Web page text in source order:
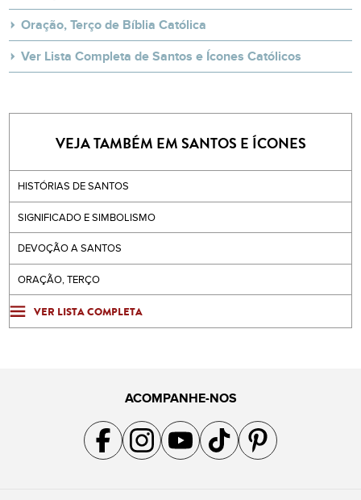
Oração, Terço de Bíblia Católica
Ver Lista Completa de Santos e Ícones Católicos
VEJA TAMBÉM EM SANTOS E ÍCONES
HISTÓRIAS DE SANTOS
SIGNIFICADO E SIMBOLISMO
DEVOÇÃO A SANTOS
ORAÇÃO, TERÇO
VER LISTA COMPLETA
ACOMPANHE-NOS
Acompanhe a gente no Facebook
Acompanhe a gente no Instagram
Acompanhe a gente no YouTube
Acompanhe a gente no TikTok
Acompanhe a gente no